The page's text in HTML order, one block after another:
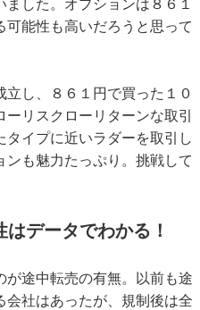
した。オプションは８６１
可能性も高いだろうと思って
し、８６１円で買った１０
リスクローリターンな取引
イプに近いラダーを取引し
も魅力たっぷり。挑戦して
はデータでわかる！
途中転売の有無。以前も途
会社はあったが、規制後は全